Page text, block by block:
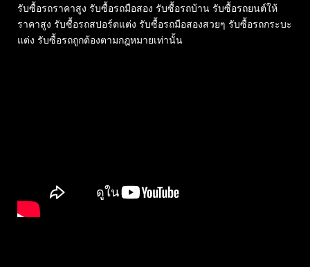
รับซื้อรถราคาสูง รับซื้อรถมือสอง รับซื้อรถบ้าน รับซื้อรถยนต์ให้
ราคาสูง รับซื้อรถสปอร์ตแต่ง รับซื้อรถมือสองสวยๆ รับซื้อรถกระบะ
แต่ง รับซื้อรถถูกต้องตามกฎหมายเท่านั้น